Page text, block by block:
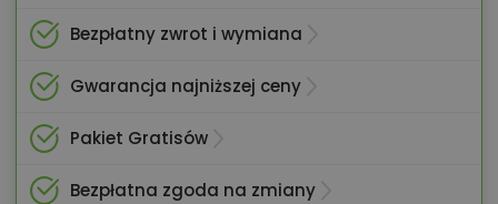
Bezpłatny zwrot i wymiana
Gwarancja najniższej ceny
Pakiet Gratisów
Bezpłatna zgoda na zmiany